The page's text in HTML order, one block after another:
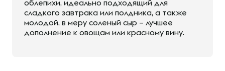
облепихи, идеально подходящий для
сладкого завтрака или полдника, а также
молодой, в меру соленый сыр – лучшее
дополнение к овощам или красному вину.